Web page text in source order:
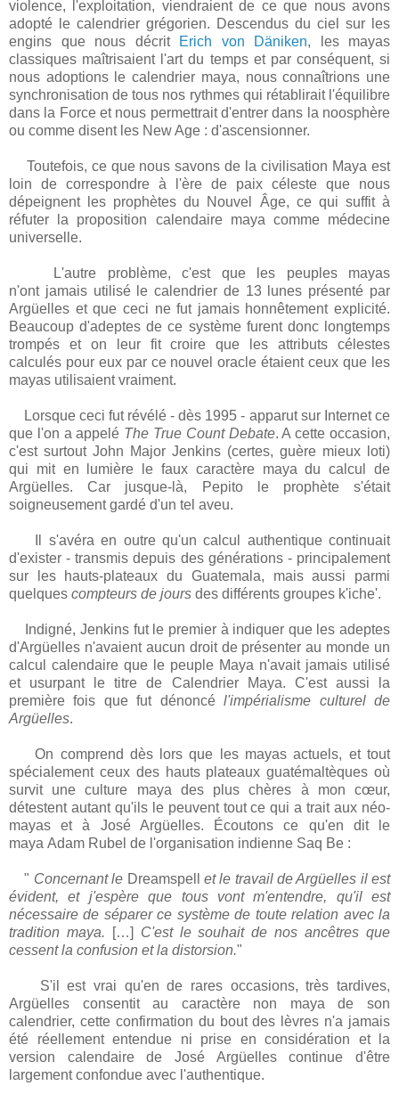
violence, l'exploitation, viendraient de ce que nous avons
adopté le calendrier grégorien. Descendus du ciel sur les
engins que nous décrit
Erich von Däniken, les mayas
classiques maîtrisaient l'art du temps et par conséquent, si
nous adoptions le calendrier maya, nous connaîtrions une
synchronisation de tous nos rythmes qui rétablirait l'équilibre
dans la Force et nous permettrait d'entrer dans la noosphère
ou comme disent les New Age : d'ascensionner.
Toutefois, ce que nous savons de la civilisation Maya est
loin de correspondre à l'ère de paix céleste que nous
dépeignent les prophètes du Nouvel Âge, ce qui suffit à
réfuter la proposition calendaire maya comme médecine
universelle.
L'autre problème, c'est que les peuples mayas
n'ont jamais utilisé le calendrier de 13 lunes présenté par
Argüelles et que ceci ne fut jamais honnêtement explicité.
Beaucoup d'adeptes de ce système furent donc longtemps
trompés et on leur fit croire que les attributs célestes
calculés pour eux par ce nouvel oracle étaient ceux que les
mayas utilisaient vraiment.
Lorsque ceci fut révélé - dès 1995 - apparut sur Internet ce
que l'on a appelé The True Count Debate. A cette occasion,
c'est surtout John Major Jenkins (certes, guère mieux loti)
qui mit en lumière le faux caractère maya du calcul de
Argüelles. Car jusque-là, Pepito le prophète s'était
soigneusement gardé d'un tel aveu.
Il s'avéra en outre qu'un calcul authentique continuait
d'exister - transmis depuis des générations - principalement
sur les hauts-plateaux du Guatemala, mais aussi parmi
quelques compteurs de jours des différents groupes k'iche'.
Indigné, Jenkins fut le premier à indiquer que les adeptes
d'Argüelles n'avaient aucun droit de présenter au monde un
calcul calendaire que le peuple Maya n'avait jamais utilisé
et usurpant le titre de Calendrier Maya. C'est aussi la
première fois que fut dénoncél'impérialisme culturel de
Argüelles.
On comprend dès lors que les mayas actuels, et tout
spécialement ceux des hauts plateaux guatémaltèques où
survit une culture maya des plus chères à mon cœur,
détestent autant qu'ils le peuvent tout ce qui a trait aux néo-
mayas et à José Argüelles. Écoutons ce qu'en dit le
maya Adam Rubel de l'organisation indienne Saq Be :
" Concernant le Dreamspell
et le travail de Argüelles il est
évident, et j'espère que tous vont m'entendre, qu'il est
nécessaire de séparer ce système de toute relation avec la
tradition maya. […]
C'est le souhait de nos ancêtres que
cessent la confusion et la distorsion."
S'il est vrai qu'en de rares occasions, très tardives,
Argüelles consentit au caractère non maya de son
calendrier, cette confirmation du bout des lèvres n'a jamais
été réellement entendue ni prise en considération et la
version calendaire de José Argüelles continue d'être
largement confondue avec l'authentique.